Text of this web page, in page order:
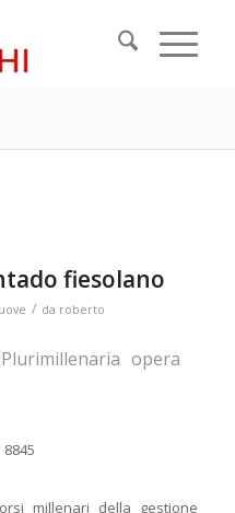
fiesolano
/ da roberto
opera
millenari della gestione